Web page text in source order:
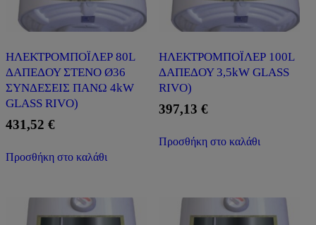
ΗΛΕΚΤΡΟΜΠΟΪΛΕΡ 80L
ΔΑΠΕΔΟΥ ΣΤΕΝΟ Ø36
ΣΥΝΔΕΣΕΙΣ ΠΑΝΩ 4kW
GLASS RIVO)
431,52 €
Προσθήκη στο καλάθι
ΗΛΕΚΤΡΟΜΠΟΪΛΕΡ 100L
ΔΑΠΕΔΟΥ 3,5kW GLASS
RIVO)
397,13 €
Προσθήκη στο καλάθι